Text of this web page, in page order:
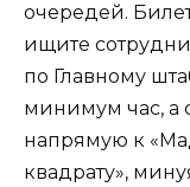
очередей.
ищите
по Главному
минимум час, а
напрямую к
квадрату»,